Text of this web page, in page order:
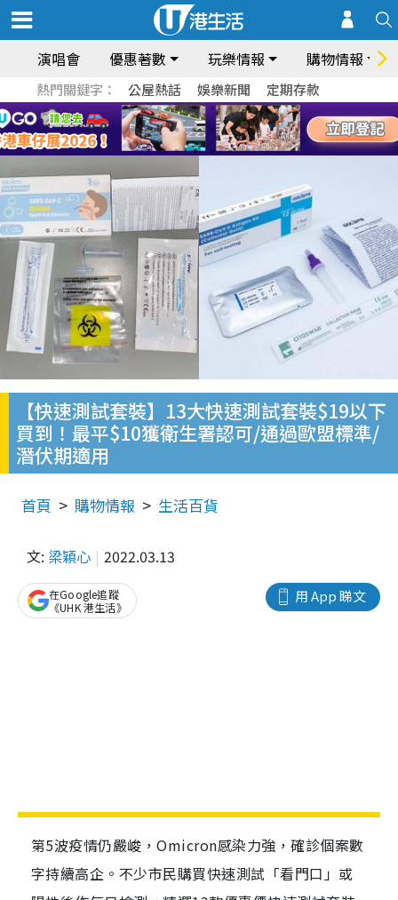
演唱會 優惠著數 玩樂情報 購物情報
熱門關鍵字： 公屋熱話 娛樂新聞 定期存款
【快速測試套裝】13大快速測試套裝$19以下
買到！最平$10獲衛生署認可/通過歐盟標準/
潛伏期適用
首頁 購物情報 生活百貨
文: 梁穎心 2022.03.13
用 App 睇文
在Google追蹤
《UHK 港生活》
第5波疫情仍嚴峻，Omicron感染力強，確診個案數
字持續高企。不少市民購買快速測試「看門口」或